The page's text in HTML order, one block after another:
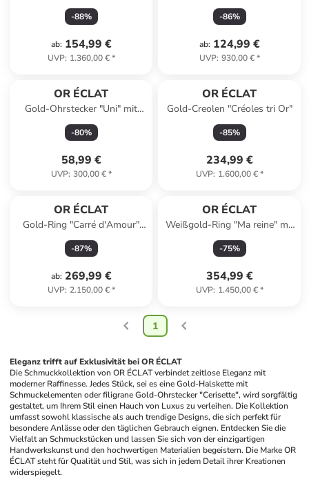
-88%
ab: 154,99 €
UVP: 1.360,00 €*
-86%
ab: 124,99 €
UVP: 930,00 €*
OR ÉCLAT
Gold-Ohrstecker "Uni" mit
Perlen
-80%
58,99 €
UVP: 300,00 €*
OR ÉCLAT
Gold-Creolen "Créoles tri Or"
-85%
234,99 €
UVP: 1.600,00 €*
OR ÉCLAT
Gold-Ring "Carré d'Amour"
mit Edelsteinen
-87%
ab: 269,99 €
UVP: 2.150,00 €*
OR ÉCLAT
Weißgold-Ring "Ma reine" mit
Edelsteinen
-75%
354,99 €
UVP: 1.450,00 €*
1
Eleganz trifft auf Exklusivität bei OR ÉCLAT
Die Schmuckkollektion von OR ÉCLAT verbindet zeitlose Eleganz mit
moderner Raffinesse. Jedes Stück, sei es eine Gold-Halskette mit
Schmuckelementen oder filigrane Gold-Ohrstecker "Cerisette", wird sorgfältig
gestaltet, um Ihrem Stil einen Hauch von Luxus zu verleihen. Die Kollektion
umfasst sowohl klassische als auch trendige Designs, die sich perfekt für
besondere Anlässe oder den täglichen Gebrauch eignen. Entdecken Sie die
Vielfalt an Schmuckstücken und lassen Sie sich von der einzigartigen
Handwerkskunst und den hochwertigen Materialien begeistern. Die Marke OR
ÉCLAT steht für Qualität und Stil, was sich in jedem Detail ihrer Kreationen
widerspiegelt.